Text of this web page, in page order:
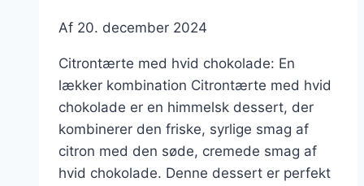
Af 20. december 2024
Citrontærte med hvid chokolade: En
lækker kombination Citrontærte med hvid
chokolade er en himmelsk dessert, der
kombinerer den friske, syrlige smag af
citron med den søde, cremede smag af
hvid chokolade. Denne dessert er perfekt